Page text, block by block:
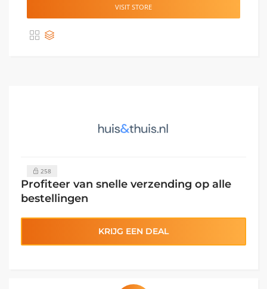
VISIT STORE
258
Profiteer van snelle verzending op alle
bestellingen
KRIJG EEN DEAL